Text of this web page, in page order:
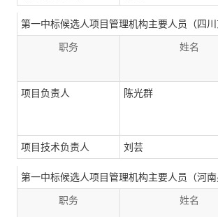
第一中标候选人项目管理机构主要人员（四川
职务 姓名
项目负责人 陈光群
项目技术负责人 刘芸
第一中标候选人项目管理机构主要人员（河
职务 姓名